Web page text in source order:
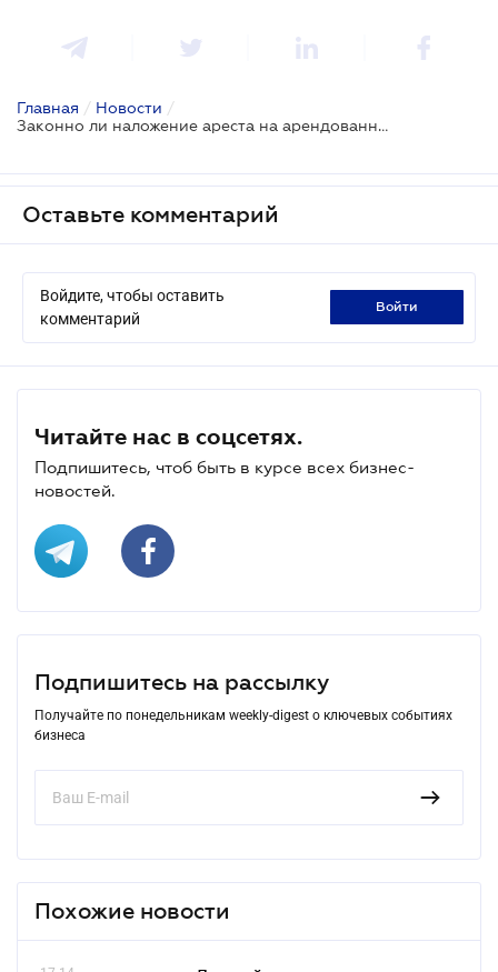
Главная / Новости /
Законно ли наложение ареста на арендованное имущество: решение ВС
Оставьте комментарий
Войдите, чтобы оставить
комментарий
войти
Читайте нас в соцсетях.
Подпишитесь, чтоб быть в курсе всех бизнес-
новостей.
Подпишитесь на рассылку
Получайте по понедельникам weekly-digest о ключевых событиях
бизнеса
Похожие новости